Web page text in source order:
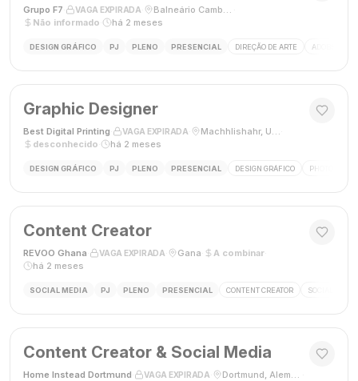
Grupo F7 VAGA EXPIRADA Balneário Camboriú, SC, Brasil
Não informado
há 2 meses
DESIGN GRÁFICO PJ PLENO PRESENCIAL DIREÇÃO DE ARTE ADOBE
Graphic Designer
Best Digital Printing VAGA EXPIRADA Machhlishahr, Uttar Pradesh, Índia
desconhecido
há 2 meses
DESIGN GRÁFICO PJ PLENO PRESENCIAL DESIGN GRÁFICO PHOTOSHOP
Content Creator
REVOO Ghana VAGA EXPIRADA Gana A combinar·
há 2 meses
SOCIAL MEDIA PJ PLENO PRESENCIAL CONTENT CREATOR SOCIAL MEDIA
Content Creator & Social Media
Home Instead Dortmund VAGA EXPIRADA Dortmund, Alemanha